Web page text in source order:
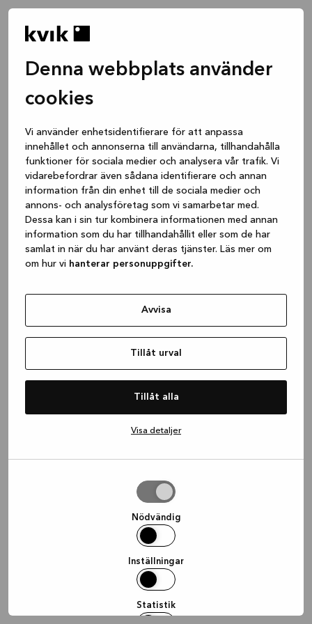
Denna webbplats använder
cookies
Vi använder enhetsidentifierare för att anpassa
innehållet och annonserna till användarna, tillhandahålla
funktioner för sociala medier och analysera vår trafik. Vi
vidarebefordrar även sådana identifierare och annan
information från din enhet till de sociala medier och
annons- och analysföretag som vi samarbetar med.
Dessa kan i sin tur kombinera informationen med annan
information som du har tillhandahållit eller som de har
samlat in när du har använt deras tjänster. Läs mer om
om hur vi hanterar personuppgifter.
Avvisa
Tillåt urval
Tillåt alla
Visa detaljer
Nödvändig
Inställningar
Statistik
(see the browser console for more
information).